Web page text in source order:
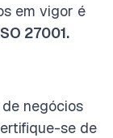
em vigor é
27001.
negócios
se de